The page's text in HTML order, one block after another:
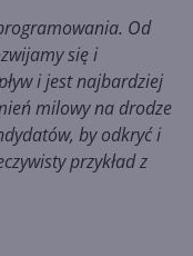
Od
się i
i jest najbardziej
milowy na drodze
by odkryć i
przykład z